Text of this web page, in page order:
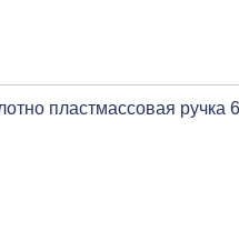
пластмассовая ручка